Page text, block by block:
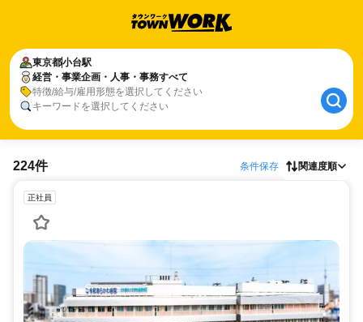
東京都小台駅
経営・事業企画・人事・事務すべて
特徴/給与/雇用形態を選択してください
キーワードを選択してください
224件 条件保存 関連度順
正社員